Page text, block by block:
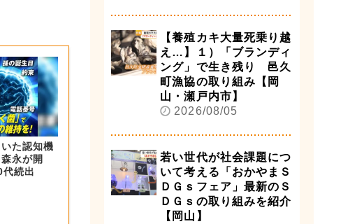
いた認知機
永が開
続出
【養殖カキ大量死乗り越
え…】１）「ブランディ
ング」で生き残り 邑久
町漁協の取り組み【岡
山・瀬戸内市】
2026/08/05
若い世代が社会課題につ
いて考える「おかやまＳ
ＤＧｓフェア」最新のＳ
ＤＧｓの取り組みを紹介
【岡山】